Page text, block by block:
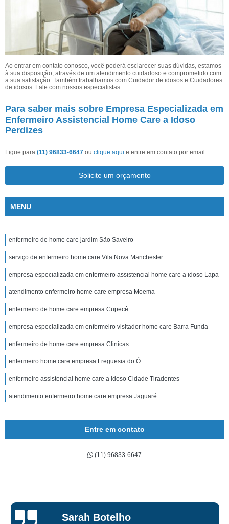
Ao entrar em contato conosco, você poderá esclarecer suas dúvidas, estamos
à sua disposição, através de um atendimento cuidadoso e comprometido com
a sua satisfação. Também trabalhamos com Cuidador de idosos e Cuidadores
de idosos. Fale com nossos especialistas.
Para saber mais sobre Empresa Especializada em
Enfermeiro Assistencial Home Care a Idoso
Perdizes
Ligue para (11) 96833-6647 ou clique aqui e entre em contato por email.
Solicite um orçamento
MENU
enfermeiro de home care jardim São Saveiro
serviço de enfermeiro home care Vila Nova Manchester
empresa especializada em enfermeiro assistencial home care a idoso Lapa
atendimento enfermeiro home care empresa Moema
enfermeiro de home care empresa Cupecê
empresa especializada em enfermeiro visitador home care Barra Funda
enfermeiro de home care empresa Clinicas
enfermeiro home care empresa Freguesia do Ó
enfermeiro assistencial home care a idoso Cidade Tiradentes
atendimento enfermeiro home care empresa Jaguaré
Entre em contato
(11) 96833-6647
Sarah Botelho